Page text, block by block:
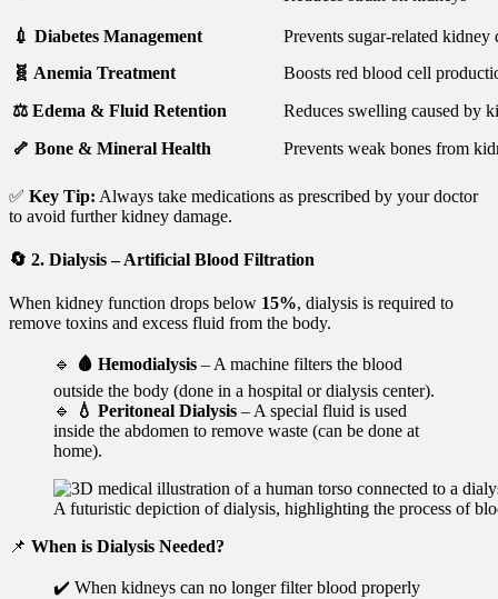
💉 Diabetes Management
Prevents sugar-related kidney
🧬 Anemia Treatment
Boosts red blood cell
⚖️ Edema & Fluid Retention
Reduces swelling caused by
🦴 Bone & Mineral Health
Prevents weak bones from
✅ Key Tip: Always take medications as prescribed by your doctor
to avoid further kidney damage.
🔄 2. Dialysis – Artificial Blood Filtration
When kidney function drops below 15%, dialysis is required to
remove toxins and excess fluid from the body.
🔹 🩸 Hemodialysis – A machine filters the blood
outside the body (done in a hospital or dialysis center).
🔹
💧 Peritoneal Dialysis – A special fluid is used
inside the abdomen to remove waste (can be done at
home).
A futuristic depiction of dialysis, highlighting the process of
📌 When is Dialysis Needed?
✔️ When kidneys can no longer filter blood properly